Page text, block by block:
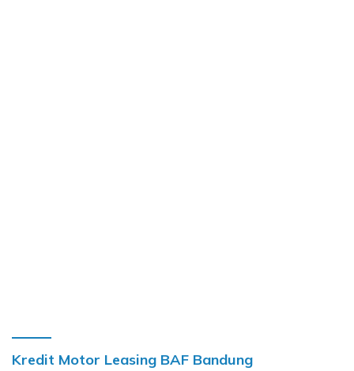
Kredit Motor Leasing BAF Bandung